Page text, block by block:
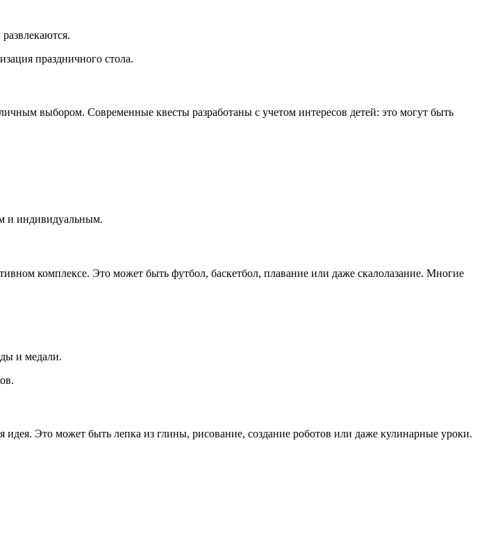
праздничного стола.
выбором. Современные квесты разработаны с учетом интересов детей: это могут быть
и индивидуальным.
комплексе. Это может быть футбол, баскетбол, плавание или даже скалолазание. Многие
и медали.
Это может быть лепка из глины, рисование, создание роботов или даже кулинарные уроки.